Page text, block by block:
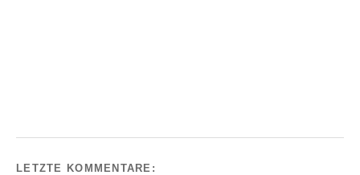
LETZTE KOMMENTARE: